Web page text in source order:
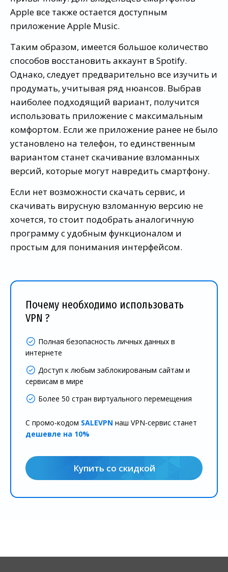
Apple все также остается доступным
приложение Apple Music.
Таким образом, имеется большое количество
способов восстановить аккаунт в Spotify.
Однако, следует предварительно все изучить и
продумать, учитывая ряд нюансов. Выбрав
наиболее подходящий вариант, получится
использовать приложение с максимальным
комфортом. Если же приложение ранее не было
установлено на телефон, то единственным
вариантом станет скачивание взломанных
версий, которые могут навредить смартфону.
Если нет возможности скачать сервис, и
скачивать вирусную взломанную версию не
хочется, то стоит подобрать аналогичную
программу с удобным функционалом и
простым для понимания интерфейсом.
Почему необходимо использовать
VPN ?
Полная безопасность личных данных в
интернете
Доступ к любым заблокированым сайтам и
сервисам в мире
Более 50 стран виртуального перемещения
С промо-кодом SALEVPN наш VPN-сервис станет
дешевле на 10%
Купить со скидкой